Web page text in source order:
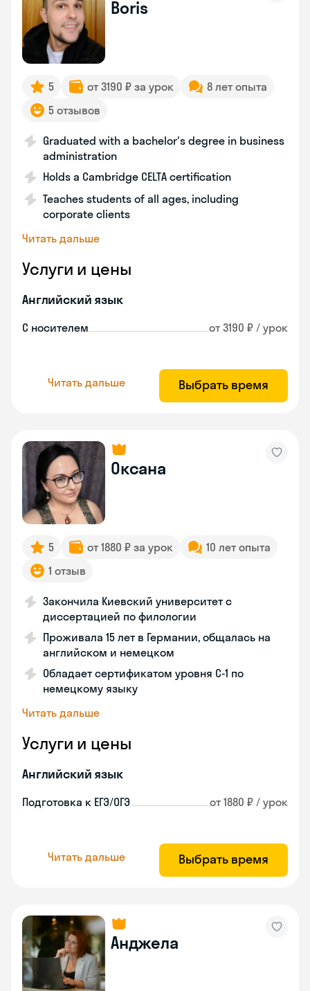
Boris
5 от 3190 ₽ за урок
8 лет опыта
5 отзывов
Graduated with a bachelor's degree in business
administration
Holds a Cambridge CELTA certification
Teaches students of all ages, including
corporate clients
Читать дальше
Услуги и цены
Английский язык
С носителем от 3190 ₽ / урок
Читать дальше Выбрать время
Оксана
5 от 1880 ₽ за урок
10 лет опыта
1 отзыв
Закончила Киевский университет с
диссертацией по филологии
Проживала 15 лет в Германии, общалась на
английском и немецком
Обладает сертификатом уровня C-1 по
немецкому языку
Читать дальше
Услуги и цены
Английский язык
Подготовка к ЕГЭ/ОГЭ от 1880 ₽ / урок
Читать дальше Выбрать время
Анджела